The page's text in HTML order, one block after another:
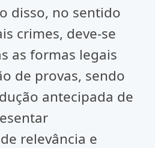
no sentido
crimes, deve-se
as formas legais
de provas, sendo
antecipada de
relevância e